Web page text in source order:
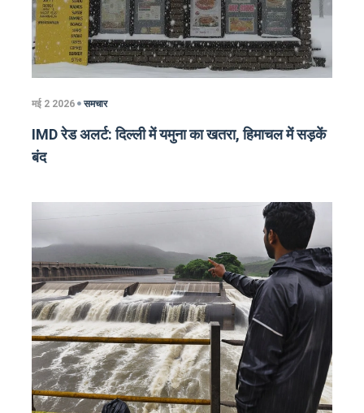
मई 2 2026 समचार
IMD रेड अलर्ट: दिल्ली में यमुना का खतरा, हिमाचल में सड़कें
बंद